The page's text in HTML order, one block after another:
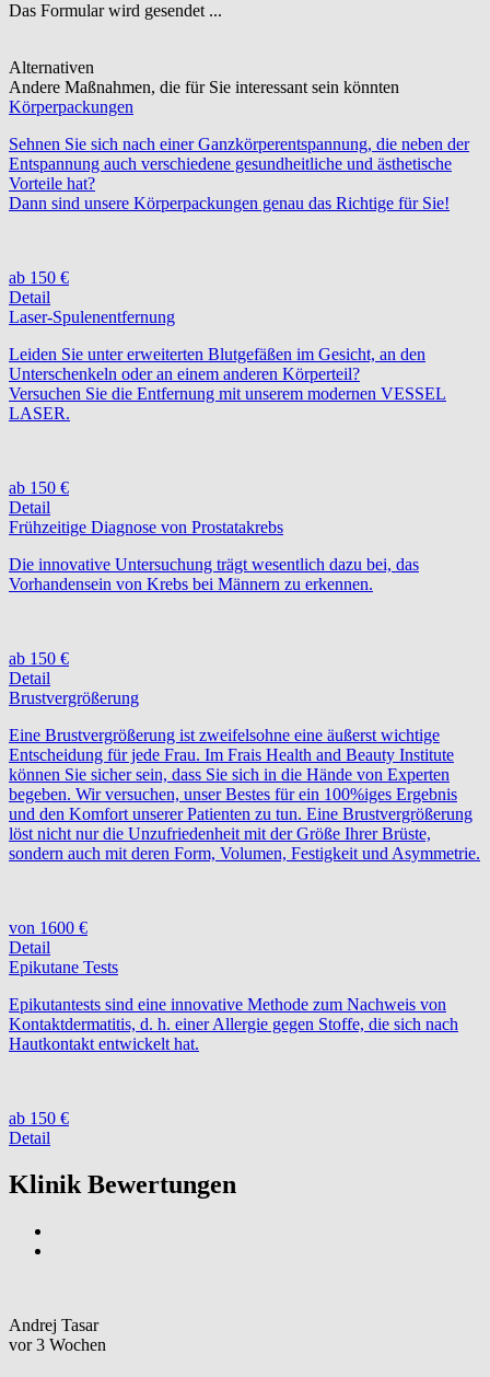
Das Formular wird gesendet ...
Alternativen
Andere Maßnahmen, die für Sie interessant sein könnten
Körperpackungen
Sehnen Sie sich nach einer Ganzkörperentspannung, die neben der
Entspannung auch verschiedene gesundheitliche und ästhetische
Vorteile hat?
Dann sind unsere Körperpackungen genau das Richtige für Sie!
ab 150 €
Detail
Laser-Spulenentfernung
Leiden Sie unter erweiterten Blutgefäßen im Gesicht, an den
Unterschenkeln oder an einem anderen Körperteil?
Versuchen Sie die Entfernung mit unserem modernen VESSEL
LASER.
ab 150 €
Detail
Frühzeitige Diagnose von Prostatakrebs
Die innovative Untersuchung trägt wesentlich dazu bei, das
Vorhandensein von Krebs bei Männern zu erkennen.
ab 150 €
Detail
Brustvergrößerung
Eine Brustvergrößerung ist zweifelsohne eine äußerst wichtige
Entscheidung für jede Frau. Im Frais Health and Beauty Institute
können Sie sicher sein, dass Sie sich in die Hände von Experten
begeben. Wir versuchen, unser Bestes für ein 100%iges Ergebnis
und den Komfort unserer Patienten zu tun. Eine Brustvergrößerung
löst nicht nur die Unzufriedenheit mit der Größe Ihrer Brüste,
sondern auch mit deren Form, Volumen, Festigkeit und Asymmetrie.
von 1600 €
Detail
Epikutane Tests
Epikutantests sind eine innovative Methode zum Nachweis von
Kontaktdermatitis, d. h. einer Allergie gegen Stoffe, die sich nach
Hautkontakt entwickelt hat.
ab 150 €
Detail
Klinik Bewertungen
Andrej Tasar
vor 3 Wochen